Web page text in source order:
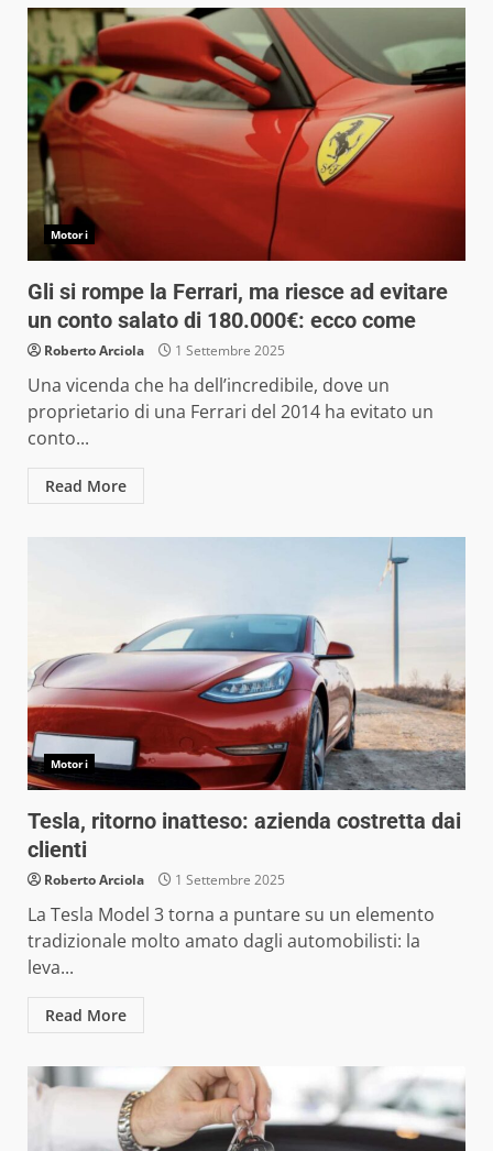
Motori
Gli si rompe la Ferrari, ma riesce ad evitare
un conto salato di 180.000€: ecco come
Roberto Arciola 1 Settembre 2025
Una vicenda che ha dell’incredibile, dove un
proprietario di una Ferrari del 2014 ha evitato un
conto...
Read More
Motori
Tesla, ritorno inatteso: azienda costretta dai
clienti
Roberto Arciola 1 Settembre 2025
La Tesla Model 3 torna a puntare su un elemento
tradizionale molto amato dagli automobilisti: la
leva...
Read More